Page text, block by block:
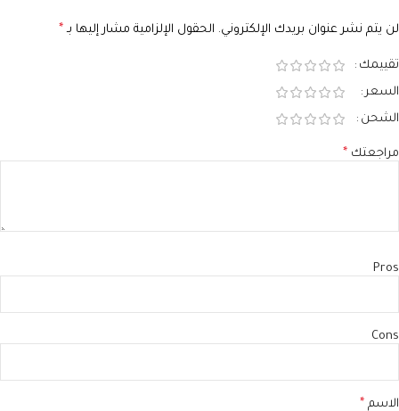
لن يتم نشر عنوان بريدك الإلكتروني. الحقول الإلزامية مشار إليها بـ *
تقييمك
السعر
الشحن
مراجعتك *
Pros
Cons
الاسم *